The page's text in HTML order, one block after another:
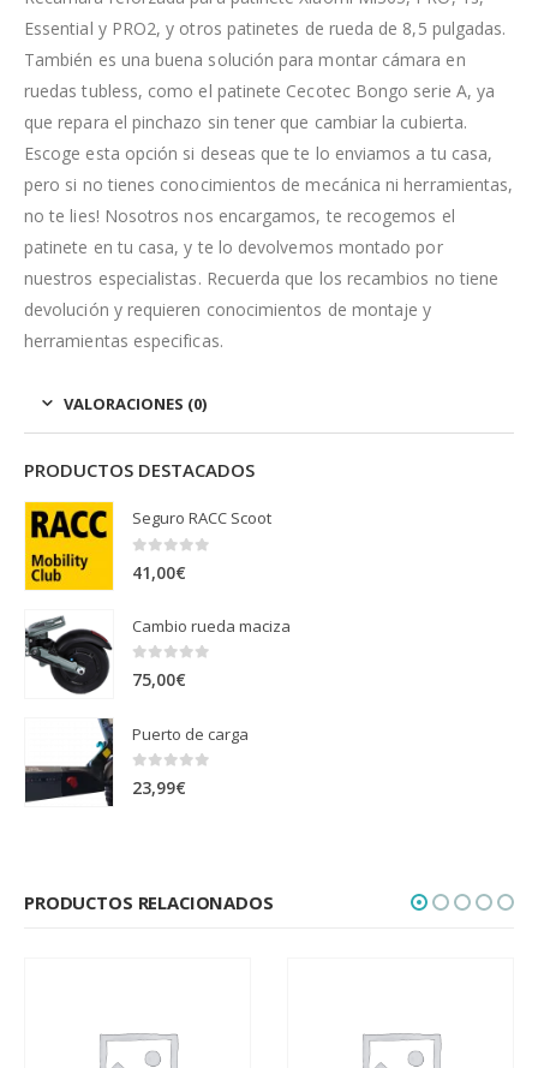
Essential y PRO2, y otros patinetes de rueda de 8,5 pulgadas.
También es una buena solución para montar cámara en
ruedas tubless, como el patinete Cecotec Bongo serie A, ya
que repara el pinchazo sin tener que cambiar la cubierta.
Escoge esta opción si deseas que te lo enviamos a tu casa,
pero si no tienes conocimientos de mecánica ni herramientas,
no te lies! Nosotros nos encargamos, te recogemos el
patinete en tu casa, y te lo devolvemos montado por
nuestros especialistas. Recuerda que los recambios no tiene
devolución y requieren conocimientos de montaje y
herramientas especificas.
VALORACIONES (0)
PRODUCTOS DESTACADOS
Seguro RACC Scoot
41,00€
Cambio rueda maciza
0out of 5
75,00€
Puerto de carga
0out of 5
23,99€
PRODUCTOS RELACIONADOS